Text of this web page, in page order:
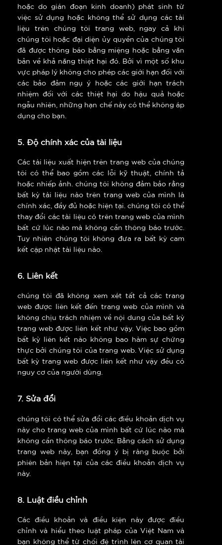
hoặc do gián đoạn kinh doanh) phát sinh từ
việc sử dụng hoặc không thể sử dụng các tài
liệu trên chúng tôi trang web, ngay cả khi
chúng tôi hoặc đại diện ủy quyền của chúng tôi
đã được thông báo bằng miệng hoặc bằng văn
bản về khả năng thiệt hại đó. Bởi vì một số khu
vực pháp lý không cho phép các giới hạn đối với
các bảo đảm ngụ ý hoặc các giới hạn trách
nhiệm đối với các thiệt hại do hậu quả hoặc
ngẫu nhiên, những hạn chế này có thể không áp
dụng cho bạn.
5. Độ chính xác của tài liệu
Các tài liệu xuất hiện trên trang web của chúng
tôi có thể bao gồm các lỗi kỹ thuật, chính tả
hoặc nhiếp ảnh. chúng tôi không đảm bảo rằng
bất kỳ tài liệu nào trên trang web của mình là
chính xác, đầy đủ hoặc hiện tại. chúng tôi có thể
thay đổi các tài liệu có trên trang web của mình
bất cứ lúc nào mà không cần thông báo trước.
Tuy nhiên chúng tôi không đưa ra bất kỳ cam
kết cập nhật tài liệu nào.
6. Liên kết
chúng tôi đã không xem xét tất cả các trang
web được liên kết đến trang web của mình và
không chịu trách nhiệm về nội dung của bất kỳ
trang web được liên kết như vậy. Việc bao gồm
bất kỳ liên kết nào không bao hàm sự chứng
thực bởi chúng tôi của trang web. Việc sử dụng
bất kỳ trang web được liên kết như vậy đều có
nguy cơ của người dùng.
7. Sửa đổi
chúng tôi có thể sửa đổi các điều khoản dịch vụ
này cho trang web của mình bất cứ lúc nào mà
không cần thông báo trước. Bằng cách sử dụng
trang web này, bạn đồng ý bị ràng buộc bởi
phiên bản hiện tại của các điều khoản dịch vụ
này.
8. Luật điều chỉnh
Các điều khoản và điều kiện này được điều
chỉnh và hiểu theo luật pháp của Việt Nam và
bạn không thể từ chối đệ trình lên cơ quan tài